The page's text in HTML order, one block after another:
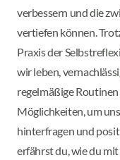
verbessern und die
vertiefen können.
Praxis der
wir leben,
regelmäßige
Möglichkeiten, um
hinterfragen und
erfährst du, wie du